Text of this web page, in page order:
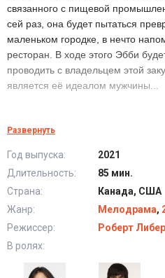
связанного с пищевой
сей раз, она будет пытаться
маленьком городке, в нечто
ресторан. В ходе этого Эбби
проводить с владельцем этой
является её идеалом мужчины...
Создавая
Развернуть
Год выпуска:
2021
Длительность:
85 мин.
Страна:
Канада, США
Жанр:
Мелодрама,
Режиссер:
Роберт
В ролях: